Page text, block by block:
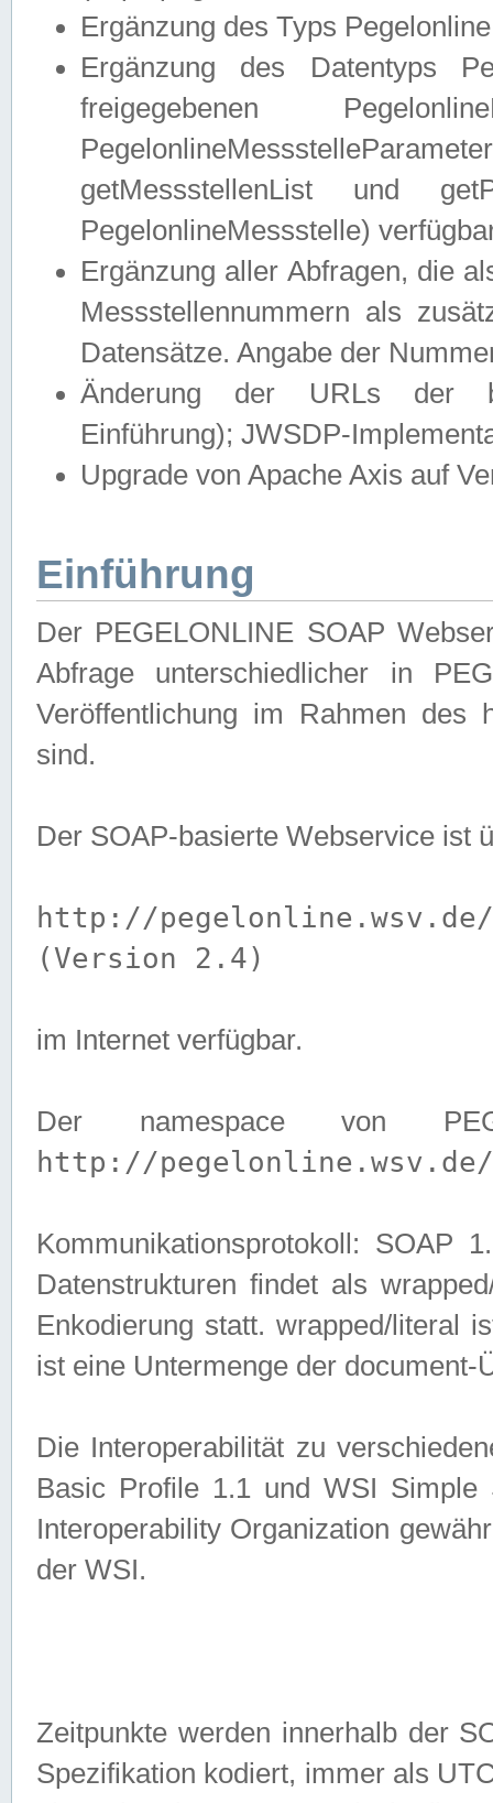
Ergänzung des Typs
Ergänzung des Datentyps
freigegebenen
getMessstellenList und
PegelonlineMessstelle)
Ergänzung aller Abfragen, die
Messstellennummern als
Datensätze. Angabe der
Änderung der URLs der
Einführung); JWSDP-
Upgrade von Apache Axis auf
Einführung
Der PEGELONLINE SOAP
Abfrage unterschiedlicher in
Veröffentlichung im Rahmen des
sind.
Der SOAP-basierte Webservice ist
http://pegelonline.wsv.de/
(Version 2.4)
im Internet verfügbar.
Der namespace von
http://pegelonline.wsv.de/
Kommunikationsprotokoll: SOAP
Datenstrukturen findet als
Enkodierung statt. wrapped/literal
ist eine Untermenge der
Die Interoperabilität zu
Basic Profile 1.1 und WSI
Interoperability Organization
der WSI.
Zeitpunkte werden innerhalb der
Spezifikation kodiert, immer als